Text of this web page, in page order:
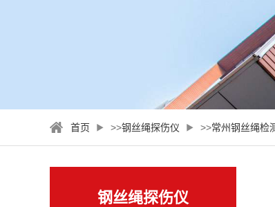
首页 >>钢丝绳探伤仪 >>常州钢丝绳检
钢丝绳探伤仪